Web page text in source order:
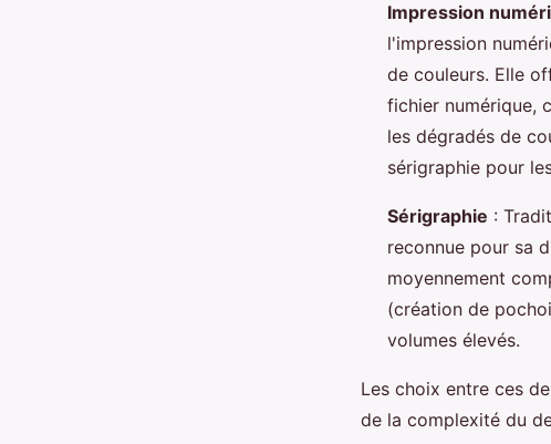
Impression
l'impression
de couleurs. Elle
fichier numérique,
les dégradés de
sérigraphie pour
Sérigraphie :
reconnue pour sa
moyennement
(création de
volumes élevés.
Les choix entre ces
de la complexité du